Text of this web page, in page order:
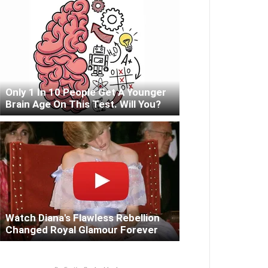
Only 1 In 10 People Get A Younger
Brain Age On This Test. Will You?
Watch Diana's Flawless Rebellion
Changed Royal Glamour Forever